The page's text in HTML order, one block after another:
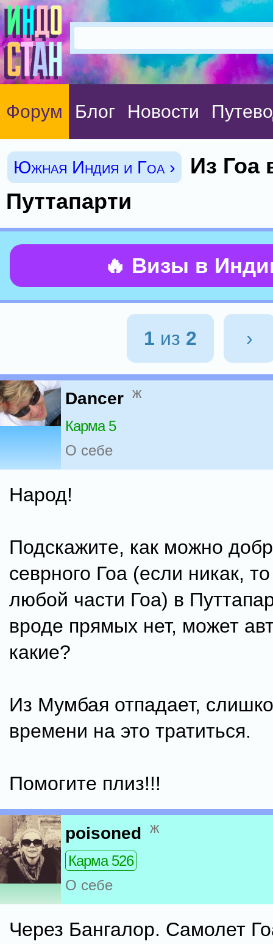
Форум Блог Новости
Южная Индия и Гоа ›
Из Гоа
Путтапарти
🔥 Визы в
1 из 2 ›
Dancer ж
Карма 5
О себе
Народ!
Подскажите, как можно
севрного Гоа (если никак,
любой части Гоа) в
вроде прямых нет, может
какие?
Из Мумбая отпадает,
времени на это тратиться.
Помогите плиз!!!
poisoned ж
Карма 526
О себе
Через Бангалор. Самолет